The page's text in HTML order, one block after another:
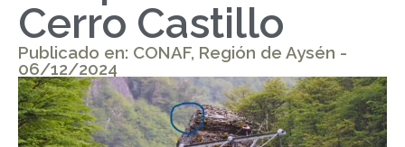
Cerro Castillo
Publicado en: CONAF, Región de Aysén -
06/12/2024